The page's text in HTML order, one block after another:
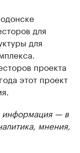
для
для
проекта
этот проект
информация — в
мнения,